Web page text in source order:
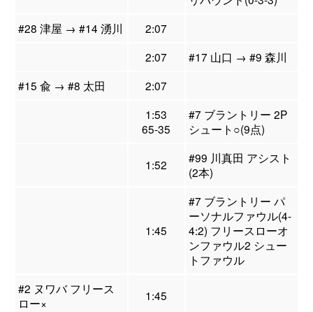
#28 津屋 → #14 湧川
2:07
2:07
#17 山口 → #9 森川
#15 兪 → #8 太田
2:07
1:53
65-35
#7 ブラントリー 2P
シュート○(9点)
1:52
#99 川真田 アシスト
(2本)
1:45
#7 ブラントリー パ
ーソナルファウル(4-
4:2) フリースローオ
ンファウル2 シュー
トファウル
#2 ヌワバ フリース
ロー×
1:45